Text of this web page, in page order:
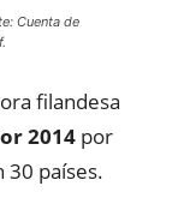
Cuenta de
filandesa
2014 por
30 países.